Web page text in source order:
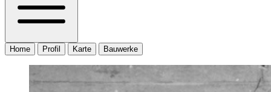
Home Profil Karte Bauwerke